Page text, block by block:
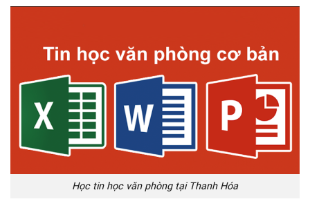
Học tin học văn phòng tại Thanh Hóa